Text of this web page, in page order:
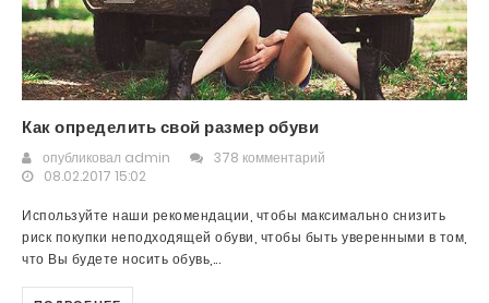
Как определить свой размер обуви
опубликовал admin
378 комментарий
08.02.2017 15:02
Используйте наши рекомендации, чтобы максимально снизить
риск покупки неподходящей обуви, чтобы быть уверенными в том,
что Вы будете носить обувь,...